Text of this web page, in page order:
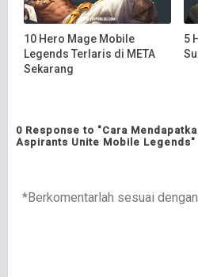
10 Hero Mage Mobile
Legends Terlaris di META
Sekarang
5
0 Response to "Cara
Aspirants Unite Mobile Legends"
*Berkomentarlah sesuai